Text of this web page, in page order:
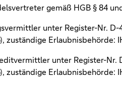
gemäß HGB § 84
unter Register-Nr.
zuständige Erlaubnisbehörde:
unter Register-Nr.
zuständige Erlaubnisbehörde: